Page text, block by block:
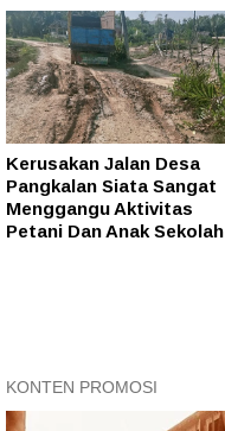
Kerusakan Jalan Desa
Pangkalan Siata Sangat
Menggangu Aktivitas
Petani Dan Anak Sekolah